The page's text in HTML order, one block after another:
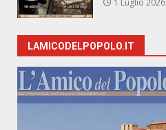
1 Luglio 2026
LAMICODELPOPOLO.IT